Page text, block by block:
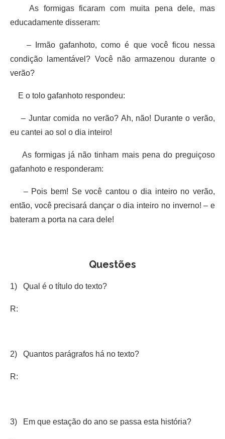
As formigas ficaram com muita pena dele, mas
educadamente disseram:
– Irmão gafanhoto, como é que você ficou nessa
condição lamentável? Você não armazenou durante o
verão?
E o tolo gafanhoto respondeu:
– Juntar comida no verão? Ah, não! Durante o verão,
eu cantei ao sol o dia inteiro!
As formigas já não tinham mais pena do preguiçoso
gafanhoto e responderam:
– Pois bem! Se você cantou o dia inteiro no verão,
então, você precisará dançar o dia inteiro no inverno! – e
bateram a porta na cara dele!
Questões
1) Qual é o título do texto?
R:
2) Quantos parágrafos há no texto?
R:
3) Em que estação do ano se passa esta história?